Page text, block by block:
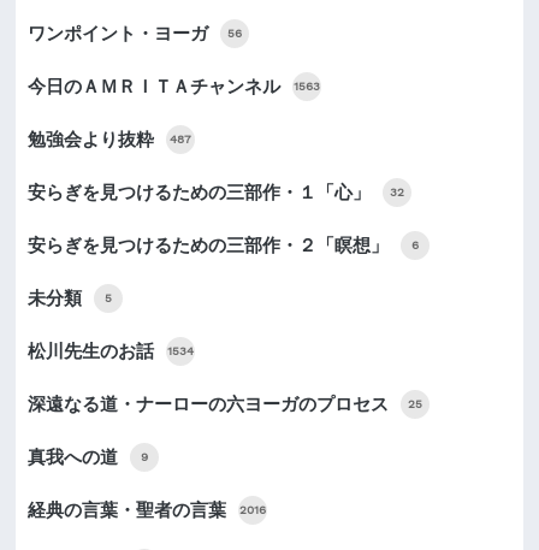
ワンポイント・ヨーガ 56
今日のＡＭＲＩＴＡチャンネル 1563
勉強会より抜粋 487
安らぎを見つけるための三部作・１「心」 32
安らぎを見つけるための三部作・２「瞑想」 6
未分類 5
松川先生のお話 1534
深遠なる道・ナーローの六ヨーガのプロセス 25
真我への道 9
経典の言葉・聖者の言葉 2016